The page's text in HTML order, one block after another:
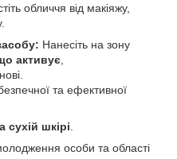
обличчя від макіяжу,
Нанесіть на зону
активує
та ефективної
шкірі